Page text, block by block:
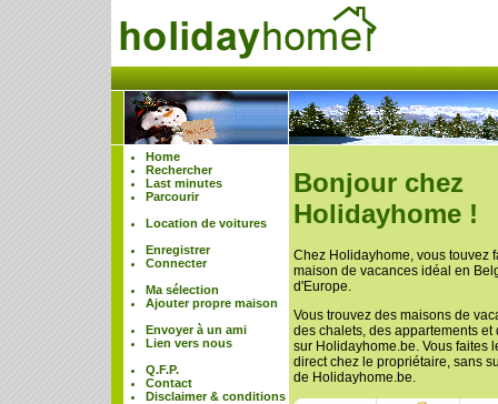
Home
Rechercher
Last minutes
Parcourir
Location de voitures
Enregistrer
Connecter
Ma sélection
Ajouter propre maison
Envoyer à un ami
Lien vers nous
Q.F.P.
Contact
Disclaimer & conditions
Bonjour chez
Holidayhome !
Chez Holidayhome, vous touvez
maison de vacances idéal en
d'Europe.
Vous trouvez des maisons de
des chalets, des appartements et
sur Holidayhome.be. Vous faites
direct chez le propriétaire, sans
de Holidayhome.be.